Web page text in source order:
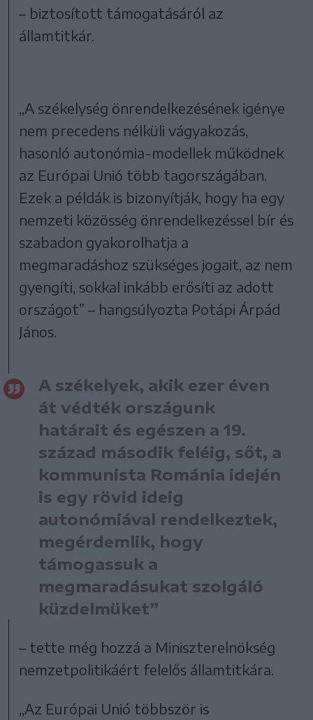
– biztosított támogatásáról az
államtitkár.
„A székelység önrendelkezésének igénye
nem precedens nélküli vágyakozás,
hasonló autonómia-modellek működnek
az Európai Unió több tagországában.
Ezek a példák is bizonyítják, hogy ha egy
nemzeti közösség önrendelkezéssel bír és
szabadon gyakorolhatja a
megmaradáshoz szükséges jogait, az nem
gyengíti, sokkal inkább erősíti az adott
országot” – hangsúlyozta Potápi Árpád
János.
A székelyek, akik ezer éven
át védték országunk
határait és egészen a 19.
század második feléig, sőt, a
kommunista Románia idején
is egy rövid ideig
autonómiával rendelkeztek,
megérdemlik, hogy
támogassuk a
megmaradásukat szolgáló
küzdelmüket”
– tette még hozzá a Miniszterelnökség
nemzetpolitikáért felelős államtitkára.
„Az Európai Unió többször is